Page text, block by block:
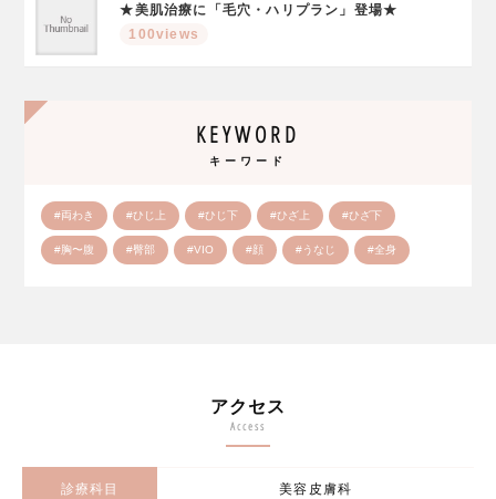
★美肌治療に「毛穴・ハリプラン」登場★
100views
KEYWORD
キーワード
#両わき #ひじ上 #ひじ下 #ひざ上 #ひざ下
#胸〜腹 #臀部 #VIO #顔 #うなじ #全身
アクセス
Access
診療科目 美容皮膚科